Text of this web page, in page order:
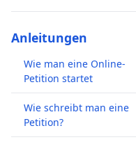
Anleitungen
Wie man eine Online-
Petition startet
Wie schreibt man eine
Petition?